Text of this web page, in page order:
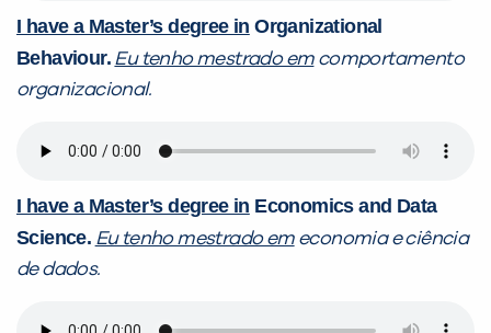
I have a Master’s degree in Organizational
Behaviour. Eu tenho mestrado emcomportamento
organizacional.
I have a Master’s degree in Economics and Data
Science. Eu tenho mestrado emeconomia e ciência
de dados.